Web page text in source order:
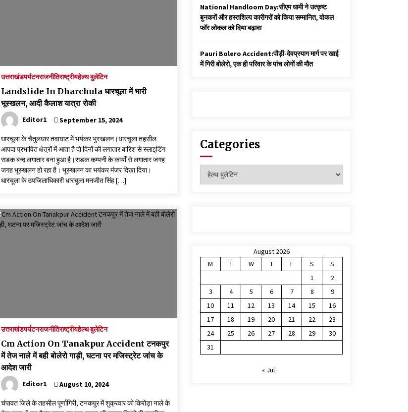
उत्तराखंडपर्यटनराजनीतिराष्ट्रीयहेल्थ बुलेटिन
Landslide In Dharchula धारचूला में भारी
भूस्खलन, आदी कैलाश यात्रा रोकी
Editor1 September 15, 2024
धारचूला के चैतुलधार तवाघाट में भयंकर भुस्खलन।धारचूला तहसील
आपदा प्रभावित क्षेत्रों में आता है दो दिनों की लगातार बारिश से स्लाइडिंग
सडक बन्द लगातार बना हुआ है।सडक कम्पनी के कार्यों से लगातार जगह
जगह भूस्खलन हो रहा है। भूस्खलन का भयंकर मंजर दिखा दिया।
धारचूला के उपजिलाधिकारी धारचूला मनजीत सिंह […]
उत्तराखंडपर्यटनराजनीतिराष्ट्रीयहेल्थ बुलेटिन
Cm Action On Tanakpur Accident टनकपुर
में तेज नाले में बही बोलेरो गाड़ी, घटना पर मजिस्ट्रेट जांच के
आदेश जारी
Editor1 August 10, 2024
चंपावत जिले के तहसील पूर्णागिरी, टनकपुर में शुक्रवार को किरोड़ा नाले के
National Handloom Day:सीएम धामी ने उत्कृष्ट
बुनकरों और हस्तशिल्प कारीगरों को किया सम्मानित, वोकल
फॉर लोकल को दिया बढ़ावा
Pauri Bolero Accident:पौड़ी-देवप्रयाग मार्ग पर खाई
में गिरी बोलेरो, एक ही परिवार के पांच लोगों की मौत
Categories
Categories
August 2026
M
T W T F S
S
1
2
3
4 5 6 7 8
9
10
11 12 13 14 15
16
17
18 19 20 21 22
23
24
25 26 27 28 29
30
31
« Jul